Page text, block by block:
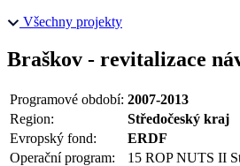
Všechny projekty
Braškov - revitalizace
Programové období: 2007-2013
Region:
Středočeský kraj
Evropský fond:
ERDF
Operační program:
15 ROP NUTS II